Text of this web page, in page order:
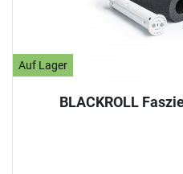
Auf Lager
BLACKROLL